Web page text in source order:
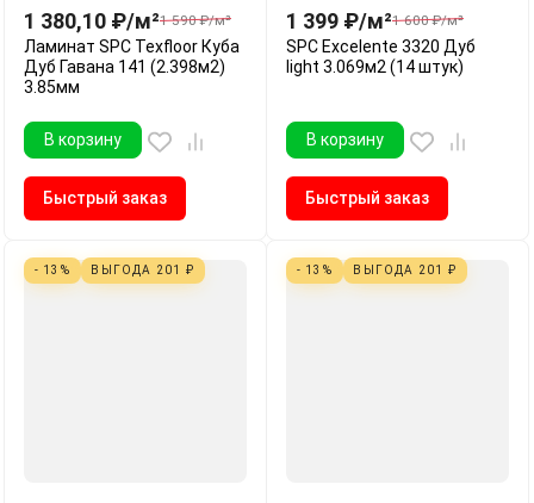
1 380,10 ₽/м²1 590 ₽/м²
Ламинат SPC Texfloor Куба
Дуб Гавана 141 (2.398м2)
3.85мм
В корзину
Быстрый заказ
1 399 ₽/м²1 600 ₽/м²
SPC Excelente 3320 Дуб
light 3.069м2 (14 штук)
В корзину
Быстрый заказ
- 13% ВЫГОДА 201 ₽ - 13% ВЫГОДА 201 ₽